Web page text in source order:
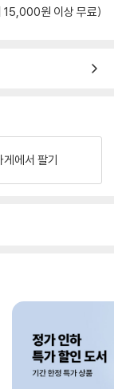
15,000원 이상 무료)
게에서 팔기